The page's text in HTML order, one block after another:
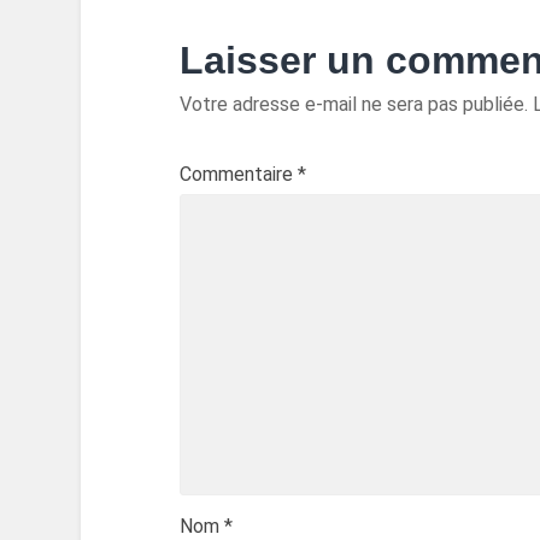
Laisser un
Votre adresse e-mail ne sera pas publiée.
Commentaire *
Nom *